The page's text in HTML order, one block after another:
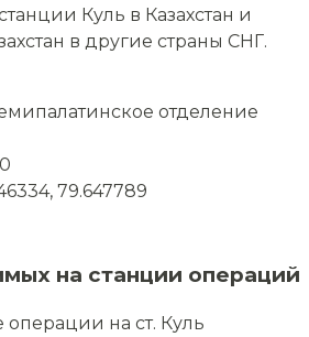
Куль в Казахстан и
в другие страны СНГ.
отделение
79.647789
на станции операций
на ст. Куль